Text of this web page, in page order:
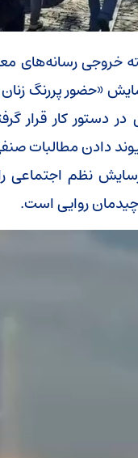
خروجی
«حضور پررنگ
در دستور کار قرار
که در آن، پیوند دادن
نظم اجتماعی
روایی است.